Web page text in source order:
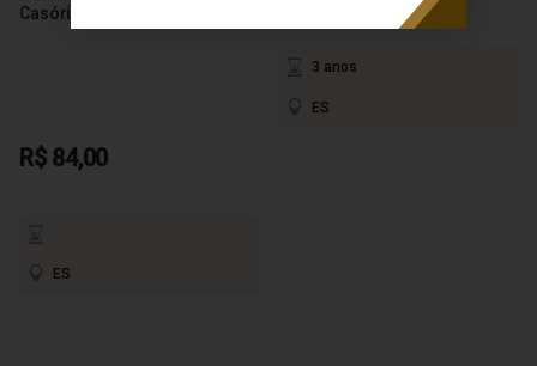
Casório Perfeito 600ml
R$ 84,00
ES
Produto Esgotado
3 anos
ES